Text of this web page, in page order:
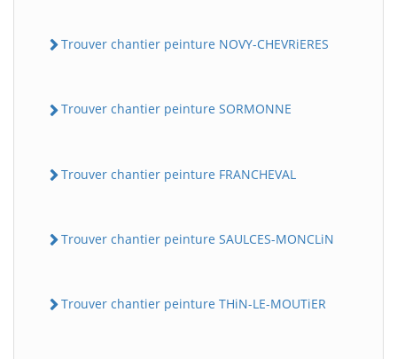
Trouver chantier peinture NOVY-CHEVRiERES
Trouver chantier peinture SORMONNE
Trouver chantier peinture FRANCHEVAL
Trouver chantier peinture SAULCES-MONCLiN
Trouver chantier peinture THiN-LE-MOUTiER